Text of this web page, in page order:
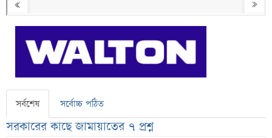
সর্বশেষ সর্বোচ্চ পঠিত
সরকারের কাছে জামায়াতের ৭ প্রশ্ন